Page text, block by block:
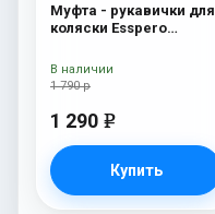
Муфта - рукавички для
коляски Esspero
шерсть) Chocolat
1 790 р
1 290 e
Купить
В наличии